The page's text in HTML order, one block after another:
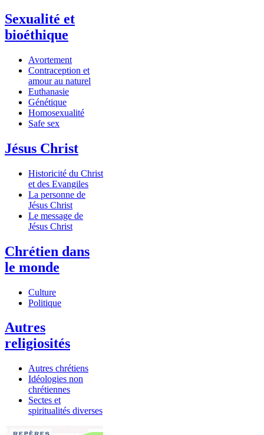
Sexualité et
bioéthique
Avortement
Contraception et
amour au naturel
Euthanasie
Génétique
Homosexualité
Safe sex
Jésus Christ
Historicité du Christ
et des Evangiles
La personne de
Jésus Christ
Le message de
Jésus Christ
Chrétien dans
le monde
Culture
Politique
Autres
religiosités
Autres chrétiens
Idéologies non
chrétiennes
Sectes et
spiritualités diverses